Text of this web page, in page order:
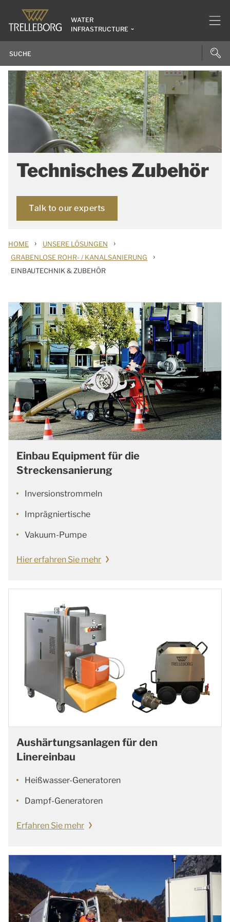
WATER
INFRASTRUCTURE
Technisches Zubehör
Talk to our experts
HOME › UNSERE LÖSUNGEN ›
GRABENLOSE ROHR- / KANALSANIERUNG ›
EINBAUTECHNIK & ZUBEHÖR
Einbau Equipment für die
Streckensanierung
Inversionstrommeln
Imprägniertische
Vakuum-Pumpe
Hier erfahren Sie mehr
Aushärtungsanlagen für den
Linereinbau
Heißwasser-Generatoren
Dampf-Generatoren
Erfahren Sie mehr